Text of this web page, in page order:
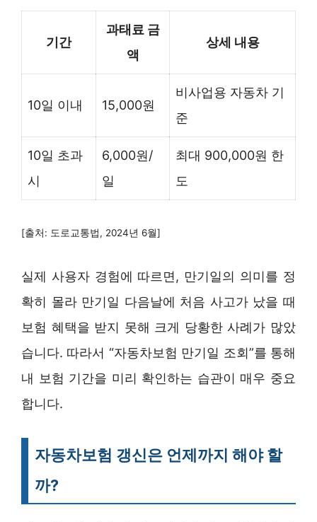
기간
과태료 금
액
상세 내용
10일 이내 15,000원
비사업용 자동차 기
준
10일 초과
시
6,000원/
일
최대 900,000원 한
도
[출처: 도로교통법, 2024년 6월]
실제 사용자 경험에 따르면, 만기일의 의미를 정
확히 몰라 만기일 다음날에 처음 사고가 났을 때
보험 혜택을 받지 못해 크게 당황한 사례가 많았
습니다. 따라서 “자동차보험 만기일 조회”를 통해
내 보험 기간을 미리 확인하는 습관이 매우 중요
합니다.
자동차보험 갱신은 언제까지 해야 할
까?